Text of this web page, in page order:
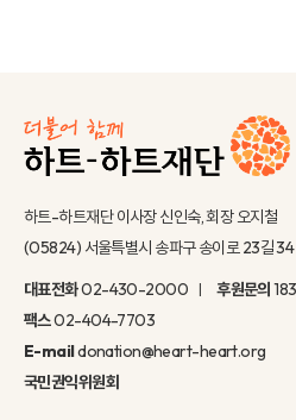
하트-하트재단 이사장 신인숙, 회장 오지철
(05824) 서울특별시 송파구 송이로 23길
대표전화02-430-2000 후원문의
팩스02-404-7703
E-maildonation@heart-heart.org
국민권익위원회